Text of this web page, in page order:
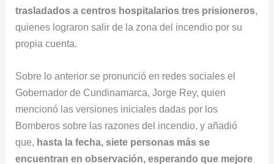
trasladados a centros hospitalarios tres prisioneros,
quienes lograron salir de la zona del incendio por su
propia cuenta.
Sobre lo anterior se pronunció en redes sociales el
Gobernador de Cundinamarca, Jorge Rey, quien
mencionó las versiones iniciales dadas por los
Bomberos sobre las razones del incendio, y añadió
que, hasta la fecha, siete personas más se
encuentran en observación, esperando que mejore